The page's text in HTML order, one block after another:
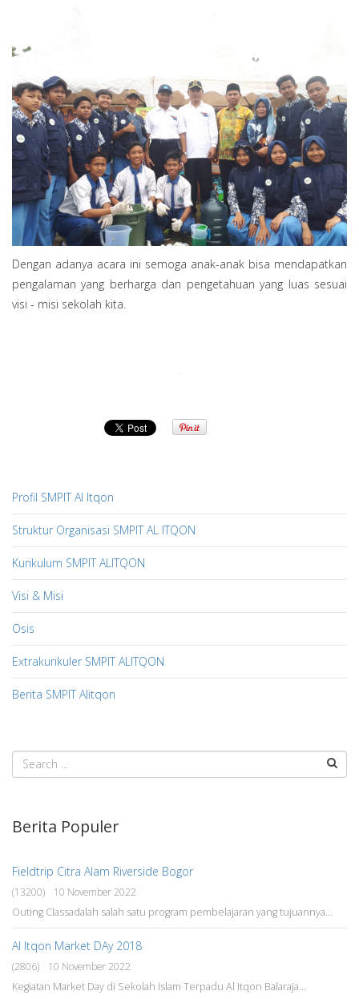
Dengan adanya acara ini semoga anak-anak bisa mendapatkan
pengalaman yang berharga dan pengetahuan yang luas sesuai
visi - misi sekolah kita.
Profil SMPIT Al Itqon
Struktur Organisasi SMPIT AL ITQON
Kurikulum SMPIT ALITQON
Visi & Misi
Osis
Extrakurikuler SMPIT ALITQON
Berita SMPIT Alitqon
Berita Populer
Fieldtrip Citra Alam Riverside Bogor
(13200) 10 November 2022
Outing Classadalah salah satu program pembelajaran yang tujuannya...
Al Itqon Market DAy 2018
(2806) 10 November 2022
Kegiatan Market Day di Sekolah Islam Terpadu Al Itqon Balaraja...